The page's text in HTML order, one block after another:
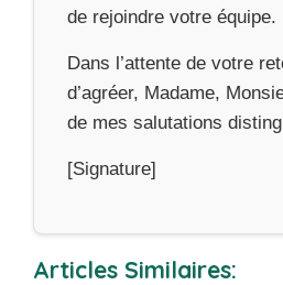
de rejoindre votre équipe.
Dans l’attente de votre
d’agréer, Madame,
de mes salutations
[Signature]
Articles Similaires: